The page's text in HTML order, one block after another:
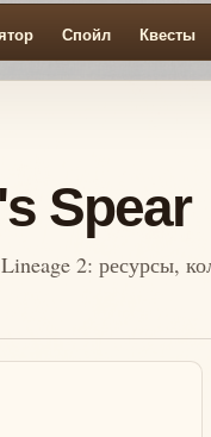
Спойл Квесты
Spear
2: ресурсы,